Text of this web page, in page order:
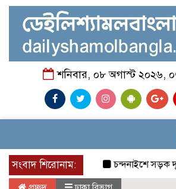
শনিবার, ০৮ অগাস্ট ২০২৬,
সংবাদ শিরোনাম:
চন্দনাইশে সড়ক